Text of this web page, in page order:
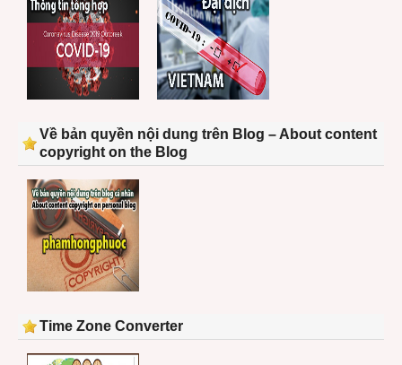
Về bản quyền nội dung trên Blog – About content
copyright on the Blog
Time Zone Converter